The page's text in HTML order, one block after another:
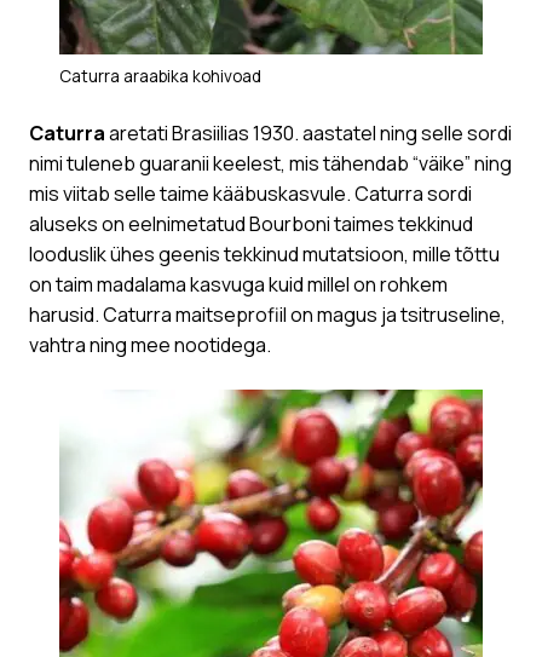
Caturra araabika kohivoad
Caturraaretati Brasiilias 1930. aastatel ning selle sordi
nimi tuleneb guaranii keelest, mis tähendab “väike” ning
mis viitab selle taime kääbuskasvule. Caturra sordi
aluseks on eelnimetatud Bourboni taimes tekkinud
looduslik ühes geenis tekkinud mutatsioon, mille tõttu
on taim madalama kasvuga kuid millel on rohkem
harusid. Caturra maitseprofiil on magus ja tsitruseline,
vahtra ning mee nootidega.